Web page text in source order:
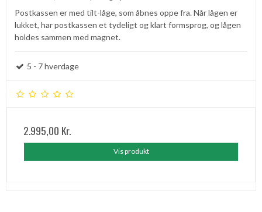
Postkassen er med tilt-låge, som åbnes oppe fra. Når lågen er
lukket, har postkassen et tydeligt og klart formsprog, og lågen
holdes sammen med magnet.
5 - 7 hverdage
2.995,00 Kr.
Vis produkt